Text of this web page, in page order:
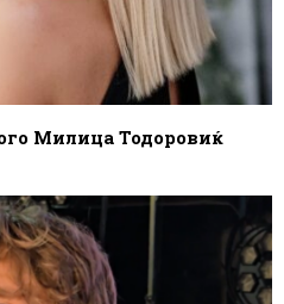
Милица Тодоровиќ